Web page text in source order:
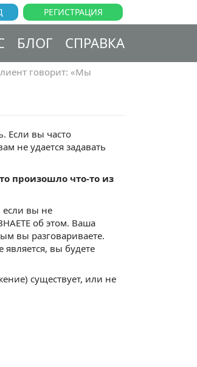
РЕГИСТРАЦИЯ
БЛОГ СПРАВКА
говорит: «Мы
Если вы часто
не удается задавать
произошло что-то из
если вы не
об этом. Ваша
вы разговариваете.
вы будете
существует, или не